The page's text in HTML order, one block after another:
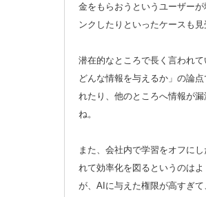
金をもらおうというユーザー
ンクしたりといったケースも見
潜在的なところで長く言われ
どんな情報を与えるか」の論
れたり、他のところへ情報が
ね。
また、会社内で学習をオフに
れて効率化を図るというのは
が、AIに与えた権限が高すぎ